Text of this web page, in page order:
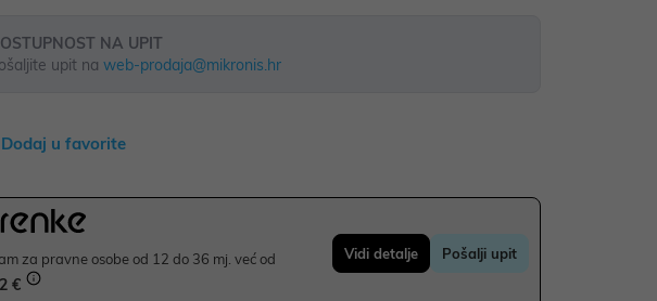
NA UPIT
upit na web-prodaja@mikronis.hr
Dodaj u favorite
za pravne osobe od 12 do 36 mj. već od
€
Vidi detalje Pošalji upit